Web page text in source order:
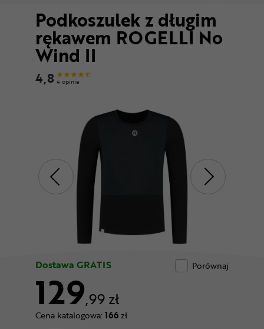
Stopka
Kaski
Buty
Warsztat
Superoferta
Podkoszulek z długim
rękawem ROGELLI No
Wind II
4,8 4 opinie
Dostawa GRATIS Porównaj
129,99 zł
Cena katalogowa: 166zł